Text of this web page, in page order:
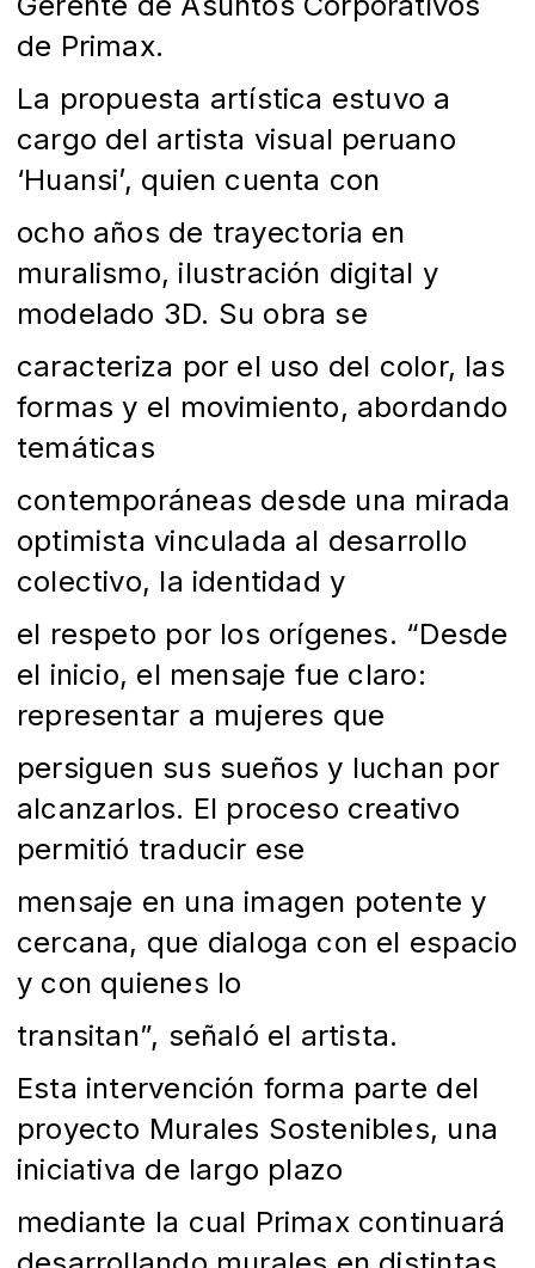
de Primax.
La propuesta artística estuvo a
cargo del artista visual peruano
‘Huansi’, quien cuenta con
ocho años de trayectoria en
muralismo, ilustración digital y
modelado 3D. Su obra se
caracteriza por el uso del color, las
formas y el movimiento, abordando
temáticas
contemporáneas desde una mirada
optimista vinculada al desarrollo
colectivo, la identidad y
el respeto por los orígenes. “Desde
el inicio, el mensaje fue claro:
representar a mujeres que
persiguen sus sueños y luchan por
alcanzarlos. El proceso creativo
permitió traducir ese
mensaje en una imagen potente y
cercana, que dialoga con el espacio
y con quienes lo
transitan”, señaló el artista.
Esta intervención forma parte del
proyecto Murales Sostenibles, una
iniciativa de largo plazo
mediante la cual Primax continuará